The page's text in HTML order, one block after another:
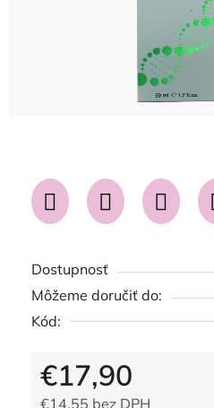
Dostupnosť
Môžeme doručiť do:
Kód:
€17,90
€14,55 bez DPH